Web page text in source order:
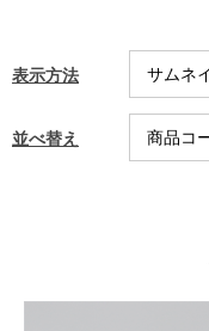
表示方法
並べ替え